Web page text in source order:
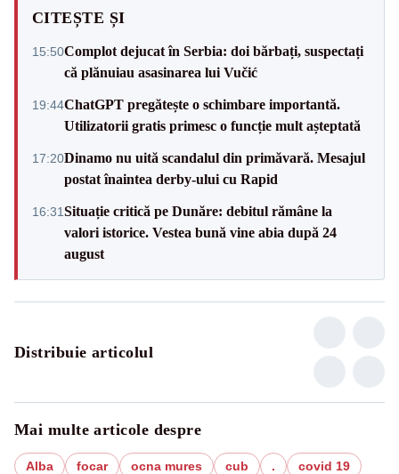
CITEȘTE ȘI
15:50Complot dejucat în Serbia: doi bărbați, suspectați
că plănuiau asasinarea lui Vučić
19:44ChatGPT pregătește o schimbare importantă.
Utilizatorii gratis primesc o funcție mult așteptată
17:20Dinamo nu uită scandalul din primăvară. Mesajul
postat înaintea derby-ului cu Rapid
16:31Situație critică pe Dunăre: debitul rămâne la
valori istorice. Vestea bună vine abia după 24
august
Distribuie articolul
Mai multe articole despre
Alba focar ocna mures cub . covid 19